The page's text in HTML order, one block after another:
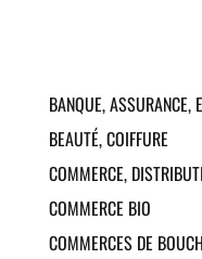
BANQUE, ASSURANCE,
Assurances
Banque
–
Cabinet– BR
Assurances et
BEAUTÉ, COIFFURE
Salon de
COIFFURE
Salon de
Bien être–
COMMERCE,
Fleuriste–
COMMERCE BIO
Epicerie bio et
COMMERCES DE